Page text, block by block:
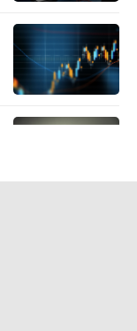
，鲁花集团
亿元，排
，孙孟全家族
第16和第14